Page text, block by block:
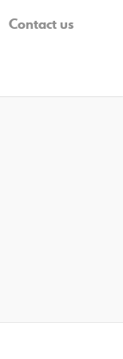
Contact us